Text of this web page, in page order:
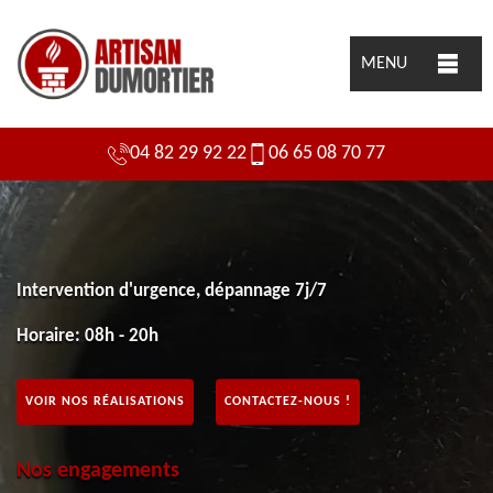
MENU
04 82 29 92 22 06 65 08 70 77
Intervention d'urgence, dépannage 7j/7
Horaire: 08h - 20h
VOIR NOS RÉALISATIONS CONTACTEZ-NOUS !
Nos engagements